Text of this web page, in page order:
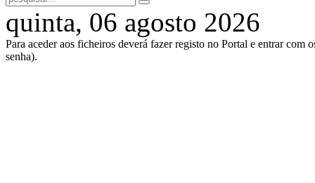
quinta, 06 agosto 2026
Para aceder aos ficheiros deverá fazer registo no Portal e entrar com
senha).